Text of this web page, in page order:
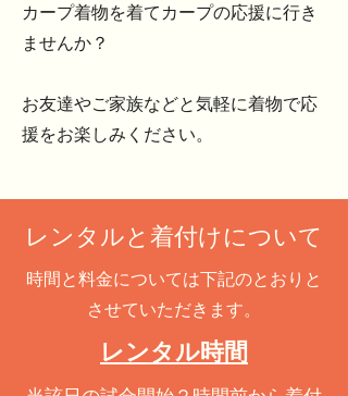
カープ着物を着てカープの応援に行き
ませんか？
お友達やご家族などと気軽に着物で応
援をお楽しみください。​
レンタルと着付けについて
​時間と料金については下記のとおりと
させていただきます。
レンタル時間